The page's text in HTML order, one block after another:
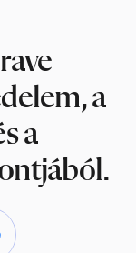
a
a